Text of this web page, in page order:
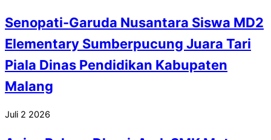
Senopati-Garuda Nusantara Siswa MD2
Elementary Sumberpucung Juara Tari
Piala Dinas Pendidikan Kabupaten
Malang
Juli 2 2026